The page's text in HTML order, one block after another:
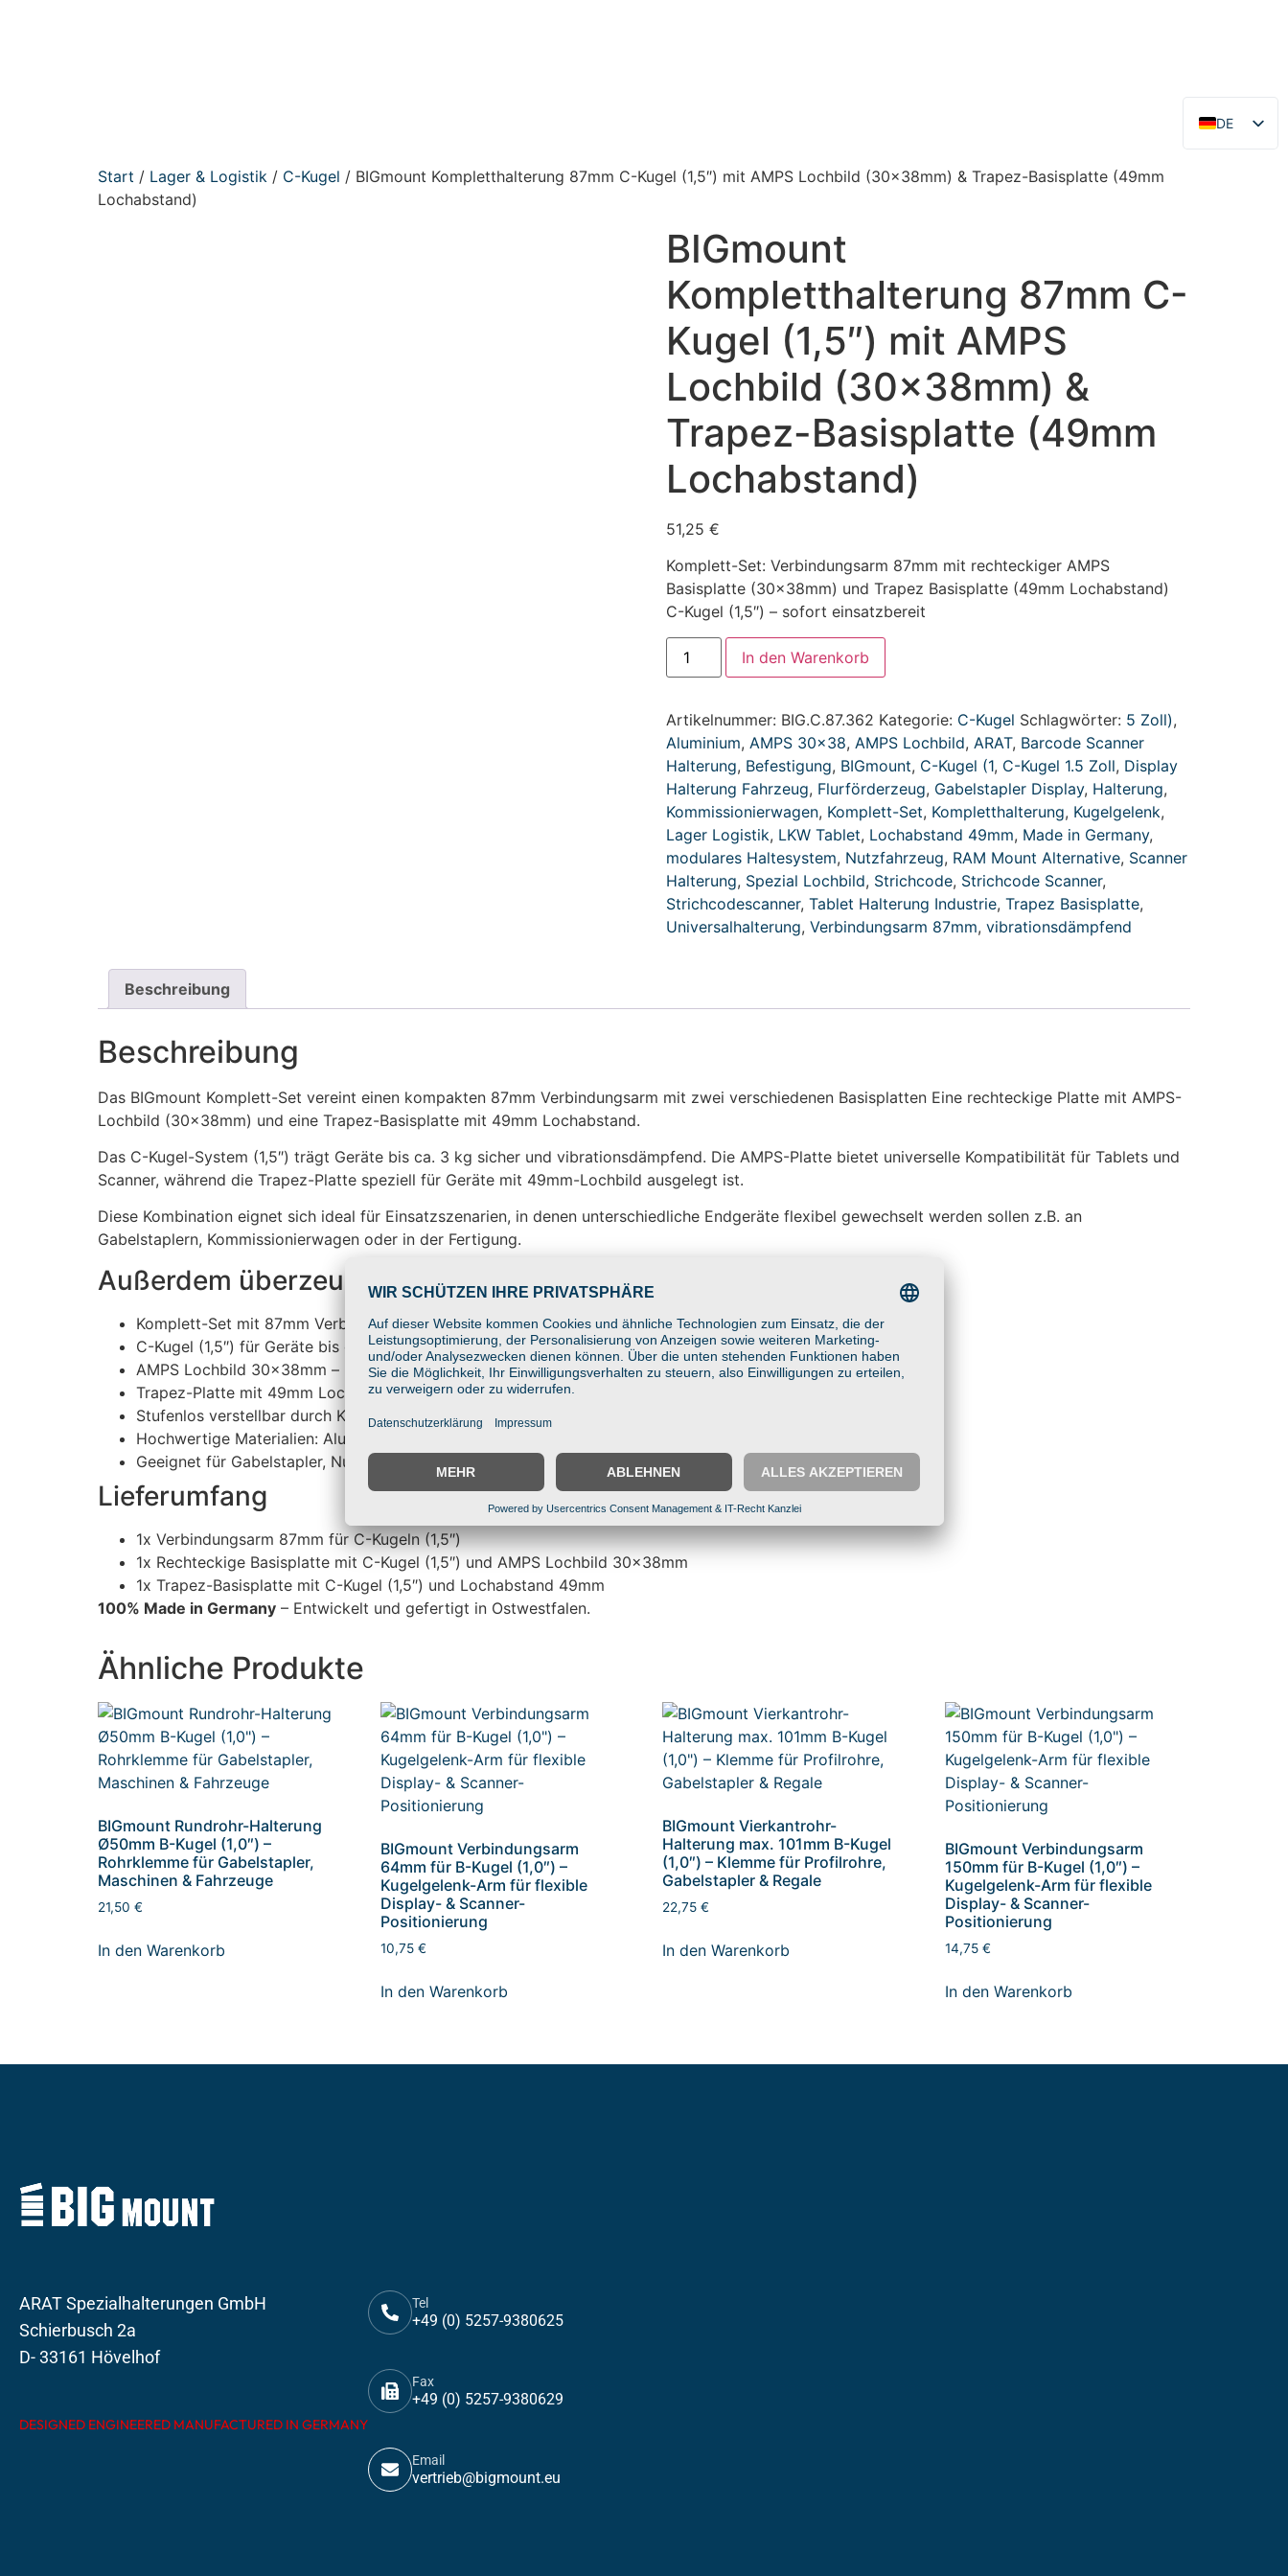
DE
EN
Start / Lager & Logistik / C-Kugel / BIGmount Kompletthalterung 87mm C-Kugel (1,5″) mit AMPS Lochbild (30x38mm) & Trapez-Basisplatte (49mm
Lochabstand)
BIGmount
Kompletthalterung 87mm C-
Kugel (1,5″) mit AMPS
Lochbild (30x38mm) &
Trapez-Basisplatte (49mm
Lochabstand)
51,25 €
Komplett-Set: Verbindungsarm 87mm mit rechteckiger AMPS
Basisplatte (30x38mm) und Trapez Basisplatte (49mm Lochabstand)
C-Kugel (1,5″) – sofort einsatzbereit
In den Warenkorb
Artikelnummer: BIG.C.87.362 Kategorie: C-Kugel Schlagwörter: 5 Zoll),
Aluminium, AMPS 30x38, AMPS Lochbild, ARAT, Barcode Scanner
Halterung, Befestigung, BIGmount, C-Kugel (1, C-Kugel 1.5 Zoll, Display
Halterung Fahrzeug, Flurförderzeug, Gabelstapler Display, Halterung,
Kommissionierwagen, Komplett-Set, Kompletthalterung, Kugelgelenk,
Lager Logistik, LKW Tablet, Lochabstand 49mm, Made in Germany,
modulares Haltesystem, Nutzfahrzeug, RAM Mount Alternative, Scanner
Halterung, Spezial Lochbild, Strichcode, Strichcode Scanner,
Strichcodescanner, Tablet Halterung Industrie, Trapez Basisplatte,
Universalhalterung, Verbindungsarm 87mm, vibrationsdämpfend
Beschreibung
Beschreibung
Das BIGmount Komplett-Set vereint einen kompakten 87mm Verbindungsarm mit zwei verschiedenen Basisplatten Eine rechteckige Platte mit AMPS-
Lochbild (30x38mm) und eine Trapez-Basisplatte mit 49mm Lochabstand.
Das C-Kugel-System (1,5″) trägt Geräte bis ca. 3 kg sicher und vibrationsdämpfend. Die AMPS-Platte bietet universelle Kompatibilität für Tablets und
Scanner, während die Trapez-Platte speziell für Geräte mit 49mm-Lochbild ausgelegt ist.
Diese Kombination eignet sich ideal für Einsatzszenarien, in denen unterschiedliche Endgeräte flexibel gewechselt werden sollen z.B. an
Gabelstaplern, Kommissionierwagen oder in der Fertigung.
Außerdem überzeugt das Produkt:
Komplett-Set mit 87mm Verbinder, rechteckiger AMPS- und Trapez-Basisplatte
C-Kugel (1,5″) für Geräte bis ca. 3 kg
AMPS Lochbild 30x38mm – universell kompatibel mit Tablets & Scannern
Trapez-Platte mit 49mm Lochabstand für spezielle Geräteaufnahmen
Stufenlos verstellbar durch Kugelgelenk-Technik
Hochwertige Materialien: Aluminium & glasfaserverstärkter Kunststoff
Geeignet für Gabelstapler, Nutzfahrzeuge, Industrie & Lager
Lieferumfang
1x Verbindungsarm 87mm für C-Kugeln (1,5″)
1x Rechteckige Basisplatte mit C-Kugel (1,5″) und AMPS Lochbild 30x38mm
1x Trapez-Basisplatte mit C-Kugel (1,5″) und Lochabstand 49mm
100% Made in Germany – Entwickelt und gefertigt in Ostwestfalen.
Ähnliche Produkte
BIGmount Rundrohr-Halterung
Ø50mm B-Kugel (1,0″) –
Rohrklemme für Gabelstapler,
Maschinen & Fahrzeuge
21,50 €
In den Warenkorb
BIGmount Verbindungsarm
64mm für B-Kugel (1,0″) –
Kugelgelenk-Arm für flexible
Display- & Scanner-
Positionierung
10,75 €
In den Warenkorb
BIGmount Vierkantrohr-
Halterung max. 101mm B-Kugel
(1,0″) – Klemme für Profilrohre,
Gabelstapler & Regale
22,75€
In den Warenkorb
BIGmount Verbindungsarm
150mm für B-Kugel (1,0″) –
Kugelgelenk-Arm für flexible
Display- & Scanner-
Positionierung
14,75€
In den Warenkorb
ARAT Spezialhalterungen GmbH
Schierbusch 2a
D- 33161 Hövelhof
DESIGNED ENGINEERED MANUFACTURED IN GERMANY
Tel
+49 (0) 5257-9380625
Fax
+49 (0) 5257-9380629
Email
vertrieb@bigmount.eu